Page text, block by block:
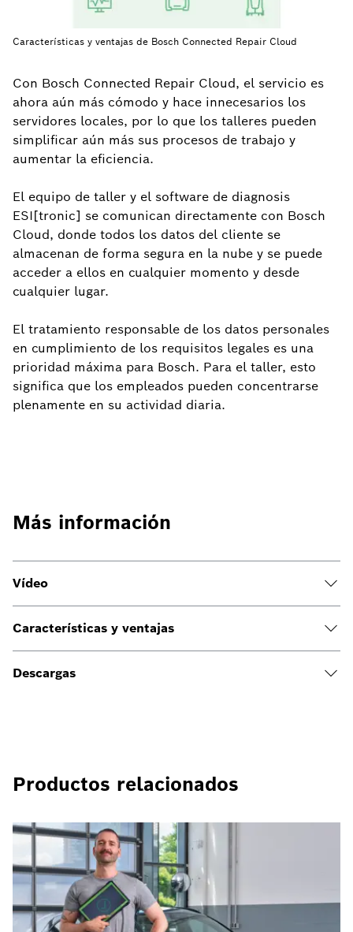
Características y ventajas de Bosch Connected Repair Cloud
Con Bosch Connected Repair Cloud, el servicio es
ahora aún más cómodo y hace innecesarios los
servidores locales, por lo que los talleres pueden
simplificar aún más sus procesos de trabajo y
aumentar la eficiencia.
El equipo de taller y el software de diagnosis
ESI[tronic] se comunican directamente con Bosch
Cloud, donde todos los datos del cliente se
almacenan de forma segura en la nube y se puede
acceder a ellos en cualquier momento y desde
cualquier lugar.
El tratamiento responsable de los datos personales
en cumplimiento de los requisitos legales es una
prioridad máxima para Bosch. Para el taller, esto
significa que los empleados pueden concentrarse
plenamente en su actividad diaria.
Más información
Vídeo
Características y ventajas
Descargas
Productos relacionados